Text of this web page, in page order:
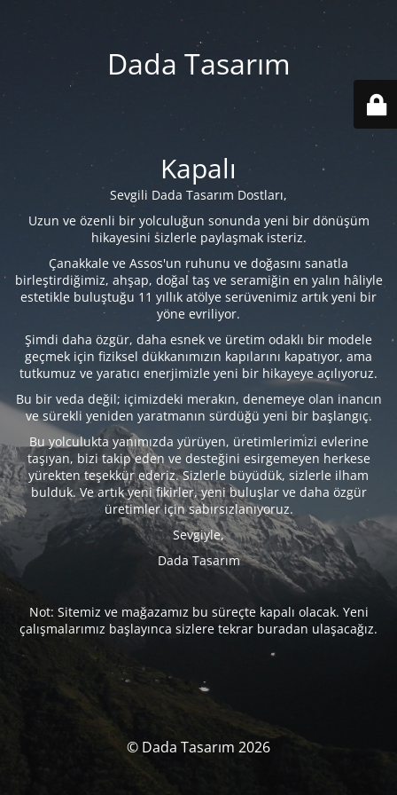
Dada Tasarım
Kapalı
Sevgili Dada Tasarım Dostları,
Uzun ve özenli bir yolculuğun sonunda yeni bir dönüşüm
hikayesini sizlerle paylaşmak isteriz.
Çanakkale ve Assos'un ruhunu ve doğasını sanatla
birleştirdiğimiz, ahşap, doğal taş ve seramiğin en yalın hâliyle
estetikle buluştuğu 11 yıllık atölye serüvenimiz artık yeni bir
yöne evriliyor.
Şimdi daha özgür, daha esnek ve üretim odaklı bir modele
geçmek için fiziksel dükkanımızın kapılarını kapatıyor, ama
tutkumuz ve yaratıcı enerjimizle yeni bir hikayeye açılıyoruz.
Bu bir veda değil; içimizdeki merakın, denemeye olan inancın
ve sürekli yeniden yaratmanın sürdüğü yeni bir başlangıç.
Bu yolculukta yanımızda yürüyen, üretimlerimizi evlerine
taşıyan, bizi takip eden ve desteğini esirgemeyen herkese
yürekten teşekkür ederiz. Sizlerle büyüdük, sizlerle ilham
bulduk. Ve artık yeni fikirler, yeni buluşlar ve daha özgür
üretimler için sabırsızlanıyoruz.
Sevgiyle,
Dada Tasarım
Not: Sitemiz ve mağazamız bu süreçte kapalı olacak. Yeni
çalışmalarımız başlayınca sizlere tekrar buradan ulaşacağız.
© Dada Tasarım 2026